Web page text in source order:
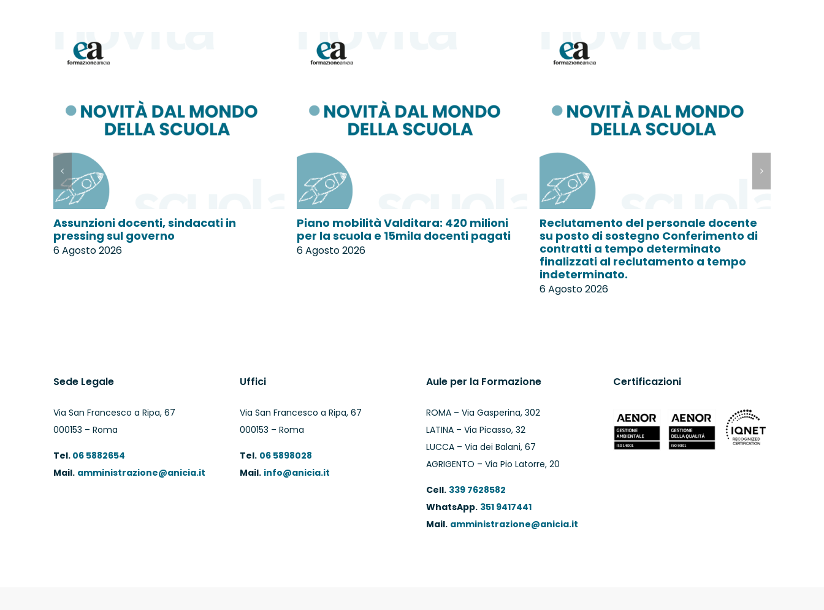
Assunzioni docenti, sindacati in
pressing sul governo
6 Agosto 2026
Piano mobilità Valditara: 420 milioni
per la scuola e 15mila docenti pagati
6 Agosto 2026
Reclutamento del personale docente
su posto di sostegno Conferimento di
contratti a tempo determinato
finalizzati al reclutamento a tempo
indeterminato.
6 Agosto 2026
Sede Legale
Via San Francesco a Ripa, 67
000153 – Roma
Tel.06 5882654
Mail. amministrazione@anicia.it
Uffici
Via San Francesco a Ripa, 67
000153 – Roma
Tel. 06 5898028
Mail. info@anicia.it
Aule per la Formazione
ROMA – Via Gasperina, 302
LATINA – Via Picasso, 32
LUCCA – Via dei Balani, 67
AGRIGENTO – Via Pio Latorre, 20
Cell. 339 7628582
WhatsApp. 351 9417441
Mail. amministrazione@anicia.it
Certificazioni